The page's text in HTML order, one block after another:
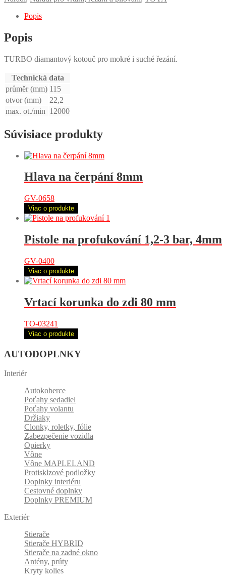
Popis
Popis
TURBO diamantový kotouč pro mokré i suché řezání.
Technická data
průměr (mm) 115
otvor (mm)
22,2
max. ot./min 12000
Súvisiace produkty
Hlava na čerpání 8mm
GV-0658
Viac o produkte
Pistole na profukování 1,2-3 bar, 4mm
GV-0400
Viac o produkte
Vrtací korunka do zdi 80 mm
TO-03241
Viac o produkte
AUTODOPLNKY
Interiér
Autokoberce
Poťahy sedadiel
Poťahy volantu
Držiaky
Clonky, roletky, fólie
Zabezpečenie vozidla
Opierky
Vône
Vône MAPLELAND
Protisklzové podložky
Doplnky interiéru
Cestovné doplnky
Doplnky PREMIUM
Exteriér
Stierače
Stierače HYBRID
Stierače na zadné okno
Antény, prúty
Kryty kolies